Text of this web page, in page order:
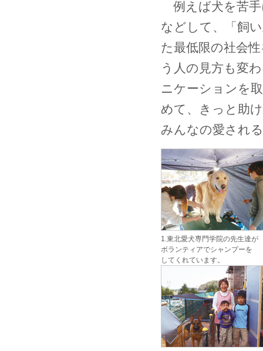
例えば犬を苦手
などして、「飼
た最低限の社会
う人の見方も変
ニケーションを
めて、きっと助
みんなの愛され
1.東北愛犬専門学院の先生達が
ボランティアでシャンプーを
してくれています。